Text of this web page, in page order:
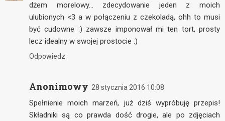
dżem morelowy… zdecydowanie jeden z moich
ulubionych <3 a w połączeniu z czekoladą, ohh to musi
być cudowne :) zawsze imponował mi ten tort, prosty
lecz idealny w swojej prostocie :)
Odpowiedz
Anonimowy 28 stycznia 2016 10:08
Spełnienie moich marzeń, już dziś wypróbuję przepis!
Składniki są co prawda dość drogie, ale po zdjęciach